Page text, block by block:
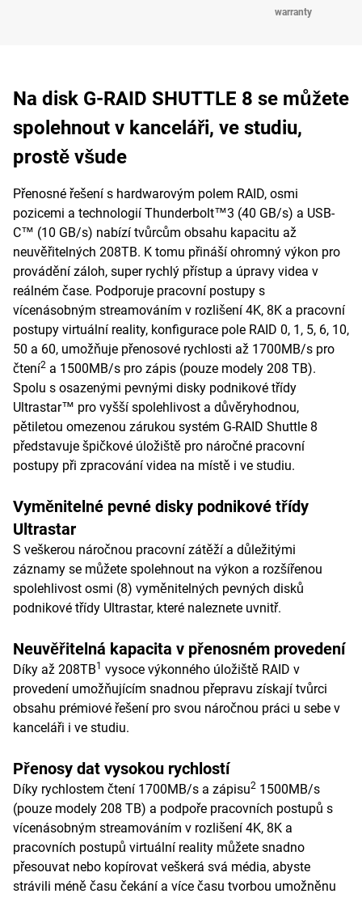
warranty
Na disk G-RAID SHUTTLE 8 se můžete
spolehnout v kanceláři, ve studiu,
prostě všude
Přenosné řešení s hardwarovým polem RAID, osmi
pozicemi a technologií Thunderbolt™3 (40 GB/s) a USB-
C™ (10 GB/s) nabízí tvůrcům obsahu kapacitu až
neuvěřitelných 208TB. K tomu přináší ohromný výkon pro
provádění záloh, super rychlý přístup a úpravy videa v
reálném čase. Podporuje pracovní postupy s
vícenásobným streamováním v rozlišení 4K, 8K a pracovní
postupy virtuální reality, konfigurace pole RAID 0, 1, 5, 6, 10,
50 a 60, umožňuje přenosové rychlosti až 1700MB/s pro
čtení2 a 1500MB/s pro zápis (pouze modely 208 TB).
Spolu s osazenými pevnými disky podnikové třídy
Ultrastar™ pro vyšší spolehlivost a důvěryhodnou,
pětiletou omezenou zárukou systém G-RAID Shuttle 8
představuje špičkové úložiště pro náročné pracovní
postupy při zpracování videa na místě i ve studiu.
Vyměnitelné pevné disky podnikové třídy
Ultrastar
S veškerou náročnou pracovní zátěží a důležitými
záznamy se můžete spolehnout na výkon a rozšířenou
spolehlivost osmi (8) vyměnitelných pevných disků
podnikové třídy Ultrastar, které naleznete uvnitř.
Neuvěřitelná kapacita v přenosném provedení
Díky až 208TB1 vysoce výkonného úložiště RAID v
provedení umožňujícím snadnou přepravu získají tvůrci
obsahu prémiové řešení pro svou náročnou práci u sebe v
kanceláři i ve studiu.
Přenosy dat vysokou rychlostí
Díky rychlostem čtení 1700MB/s a zápisu2 1500MB/s
(pouze modely 208 TB) a podpoře pracovních postupů s
vícenásobným streamováním v rozlišení 4K, 8K a
pracovních postupů virtuální reality můžete snadno
přesouvat nebo kopírovat veškerá svá média, abyste
strávili méně času čekání a více času tvorbou umožněnu